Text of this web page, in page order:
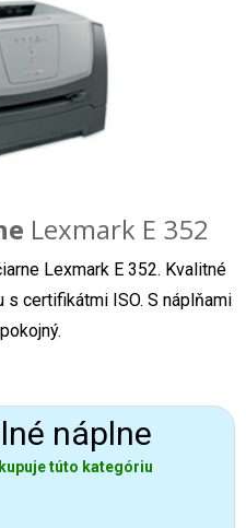
Lexmark E 352
Lexmark E 352. Kvalitné
s certifikátmi ISO. S náplňami
náplne
túto kategóriu